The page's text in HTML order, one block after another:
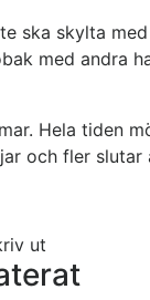
skylta
med andra
Hela tiden
och fler slutar
ut